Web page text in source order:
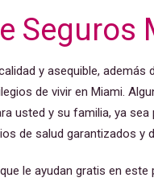
Seguros
y asequible,
de vivir en Miami.
usted y su familia, ya
de salud garantizados y
le ayudan gratis en